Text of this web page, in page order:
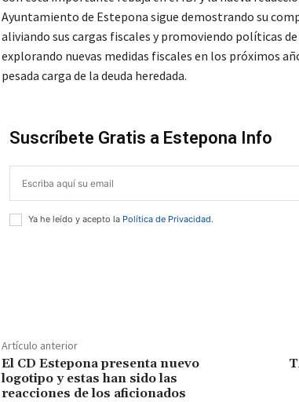
Ayuntamiento de Estepona sigue demostrando su
aliviando sus cargas fiscales y promoviendo políticas
explorando nuevas medidas fiscales en los próximos
pesada carga de la deuda heredada.
Suscríbete Gratis a Estepona Info
Ya he leído y acepto la Política de Privacidad.
Artículo anterior
El CD Estepona presenta nuevo
logotipo y estas han sido las
reacciones de los aficionados